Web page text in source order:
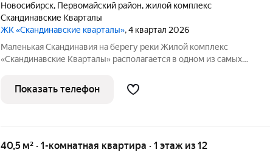
Новосибирск, Первомайский район,жилой комплекс
Скандинавские Кварталы
ЖК «Скандинавские кварталы», 4 квартал 2026
Маленькая Скандинавия на берегу реки Жилой комплекс
«Скандинавские Кварталы» располагается в одном из самых
ней открываются прекрасные виды на холмы и нетронутую
природу. Уникальная
Показать телефон
40,5 м² · 1-комнатная квартира · 1 этаж из 12